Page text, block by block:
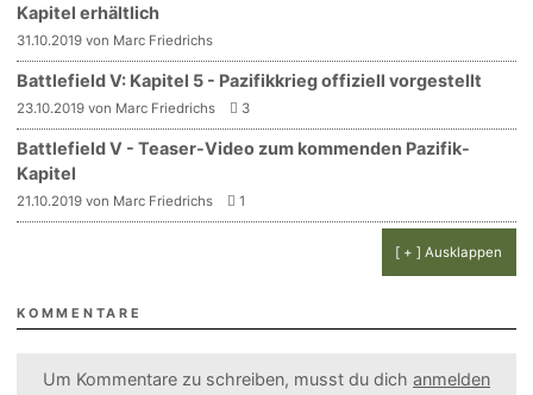
Kapitel erhältlich
31.10.2019 von Marc Friedrichs
Battlefield V: Kapitel 5 - Pazifikkrieg offiziell vorgestellt
23.10.2019 von Marc Friedrichs 3
Battlefield V - Teaser-Video zum kommenden Pazifik-
Kapitel
21.10.2019 von Marc Friedrichs 1
[ + ] Ausklappen
KOMMENTARE
Um Kommentare zu schreiben, musst du dich anmelden